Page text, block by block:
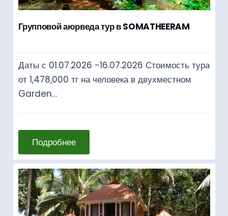
Групповой аюрведа тур в SOMATHEERAM
Даты с 01.07.2026 -16.07.2026 Стоимость тура
от 1,478,000 тг на человека в двухместном
Garden…
Подробнее